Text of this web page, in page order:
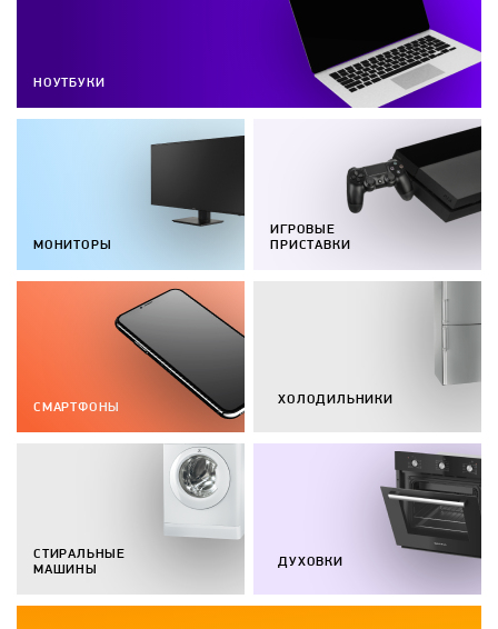
НОУТБУКИ
МОНИТОРЫ
ИГРОВЫЕ
ПРИСТАВКИ
СМАРТФОНЫ
СТИРАЛЬНЫЕ
МАШИНЫ
ХОЛОДИЛЬНИКИ
ДУХОВКИ